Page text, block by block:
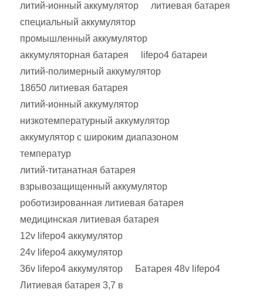
литий-ионный аккумулятор
литиевая батарея
специальный аккумулятор
промышленный аккумулятор
аккумуляторная батарея
lifepo4 батареи
литий-полимерный аккумулятор
18650 литиевая батарея
литий-ионный аккумулятор
низкотемпературный аккумулятор
аккумулятор с широким диапазоном
температур
литий-титанатная батарея
взрывозащищенный аккумулятор
роботизированная литиевая батарея
медицинская литиевая батарея
12v lifepo4 аккумулятор
24v lifepo4 аккумулятор
36v lifepo4 аккумулятор
Батарея 48v lifepo4
Литиевая батарея 3,7 в